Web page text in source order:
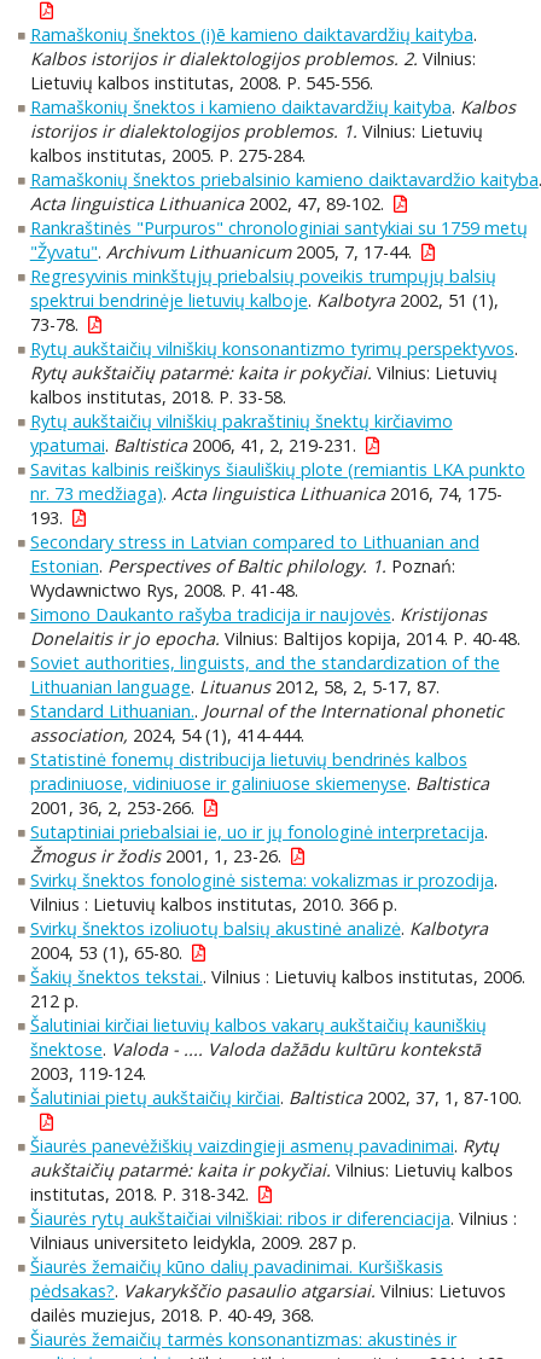
Ramaškonių šnektos (i)ē kamieno daiktavardžių kaityba.
Kalbos istorijos ir dialektologijos problemos. 2. Vilnius:
Lietuvių kalbos institutas, 2008. P. 545-556.
Ramaškonių šnektos i kamieno daiktavardžių kaityba. Kalbos
istorijos ir dialektologijos problemos. 1. Vilnius: Lietuvių
kalbos institutas, 2005. P. 275-284.
Ramaškonių šnektos priebalsinio kamieno daiktavardžio kaityba.
Acta linguistica Lithuanica2002, 47, 89-102.
Rankraštinės "Purpuros" chronologiniai santykiai su 1759 metų
"Žyvatu". Archivum Lithuanicum2005, 7, 17-44.
Regresyvinis minkštųjų priebalsių poveikis trumpųjų balsių
spektrui bendrinėje lietuvių kalboje. Kalbotyra2002, 51 (1),
73-78.
Rytų aukštaičių vilniškių konsonantizmo tyrimų perspektyvos.
Rytų aukštaičių patarmė: kaita ir pokyčiai. Vilnius: Lietuvių
kalbos institutas, 2018. P. 33-58.
Rytų aukštaičių vilniškių pakraštinių šnektų kirčiavimo
ypatumai. Baltistica2006, 41, 2, 219-231.
Savitas kalbinis reiškinys šiauliškių plote (remiantis LKA punkto
nr. 73 medžiaga). Acta linguistica Lithuanica2016, 74, 175-
193.
Secondary stress in Latvian compared to Lithuanian and
Estonian. Perspectives of Baltic philology. 1. Poznań:
Wydawnictwo Rys, 2008. P. 41-48.
Simono Daukanto rašyba tradicija ir naujovės. Kristijonas
Donelaitis ir jo epocha. Vilnius: Baltijos kopija, 2014. P. 40-48.
Soviet authorities, linguists, and the standardization of the
Lithuanian language. Lituanus2012, 58, 2, 5-17, 87.
Standard Lithuanian.. Journal of the International phonetic
association, 2024, 54 (1), 414-444.
Statistinė fonemų distribucija lietuvių bendrinės kalbos
pradiniuose, vidiniuose ir galiniuose skiemenyse. Baltistica
2001, 36, 2, 253-266.
Sutaptiniai priebalsiai ie, uo ir jų fonologinė interpretacija.
Žmogus ir žodis2001, 1, 23-26.
Svirkų šnektos fonologinė sistema: vokalizmas ir prozodija.
Vilnius : Lietuvių kalbos institutas, 2010. 366 p.
Svirkų šnektos izoliuotų balsių akustinė analizė. Kalbotyra
2004, 53 (1), 65-80.
Šakių šnektos tekstai.. Vilnius : Lietuvių kalbos institutas, 2006.
212 p.
Šalutiniai kirčiai lietuvių kalbos vakarų aukštaičių kauniškių
šnektose. Valoda - .... Valoda dažādu kultūru kontekstā
2003, 119-124.
Šalutiniai pietų aukštaičių kirčiai. Baltistica2002, 37, 1, 87-100.
Šiaurės panevėžiškių vaizdingieji asmenų pavadinimai. Rytų
aukštaičių patarmė: kaita ir pokyčiai. Vilnius: Lietuvių kalbos
institutas, 2018. P. 318-342.
Šiaurės rytų aukštaičiai vilniškiai: ribos ir diferenciacija. Vilnius :
Vilniaus universiteto leidykla, 2009. 287 p.
Šiaurės žemaičių kūno dalių pavadinimai. Kuršiškasis
pėdsakas?. Vakarykščio pasaulio atgarsiai. Vilnius: Lietuvos
dailės muziejus, 2018. P. 40-49, 368.
Šiaurės žemaičių tarmės konsonantizmas: akustinės ir